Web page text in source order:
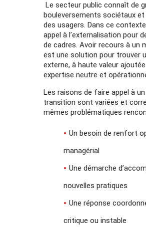
Le secteur public connaît de
bouleversements sociétaux et
des usagers. Dans ce
appel à l’externalisation pour
de cadres. Avoir recours à un
est une solution pour trouver
externe, à haute valeur
expertise neutre et
Les raisons de faire appel à
transition sont variées et
mêmes problématiques
Un besoin de renfort
managérial
Une démarche
nouvelles pratiques
Une réponse
critique ou instable